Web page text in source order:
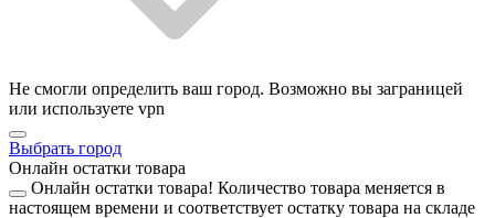
Не смогли определить ваш город. Возможно вы заграницей
или используете vpn
Выбрать город
Онлайн остатки товара
Онлайн остатки товара! Количество товара меняется в
настоящем времени и соответствует остатку товара на складе